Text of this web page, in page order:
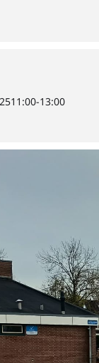
Optimist,
Nijehaske nog
11:00-13:00